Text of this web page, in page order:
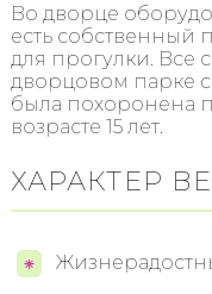
Во дворце
есть собственный
для прогулки. Все
дворцовом парке
была похоронена
возрасте 15 лет.
ХАРАКТЕР